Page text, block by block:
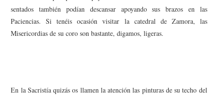
sentados también podían descansar apoyando sus brazos en las
Paciencias. Si tenéis ocasión visitar la catedral de Zamora, las
Misericordias de su coro son bastante, digamos, ligeras.
En la Sacristía quizás os llamen la atención las pinturas de su techo del